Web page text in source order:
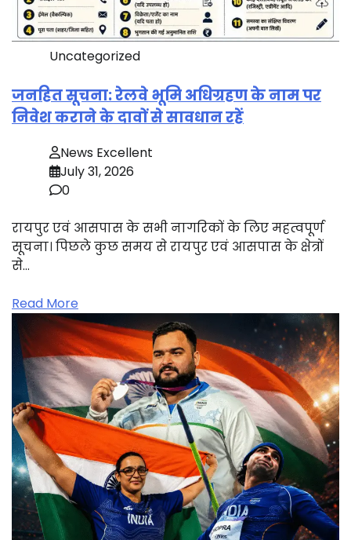
Uncategorized
जनहित सूचना: रेलवे भूमि अधिग्रहण के नाम पर
निवेश कराने के दावों से सावधान रहें
News Excellent
July 31, 2026
0
रायपुर एवं आसपास के सभी नागरिकों के लिए महत्वपूर्ण
सूचना। पिछले कुछ समय से रायपुर एवं आसपास के क्षेत्रों
से…
Read More